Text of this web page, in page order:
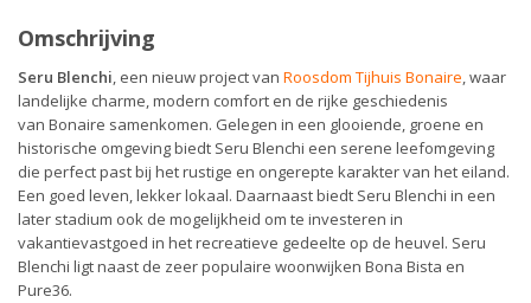
Omschrijving
Seru Blenchi, een nieuw project van Roosdom Tijhuis Bonaire, waar
landelijke charme, modern comfort en de rijke geschiedenis
van Bonaire samenkomen. Gelegen in een glooiende, groene en
historische omgeving biedt Seru Blenchi een serene leefomgeving
die perfect past bij het rustige en ongerepte karakter van het eiland.
Een goed leven, lekker lokaal. Daarnaast biedt Seru Blenchi in een
later stadium ook de mogelijkheid om te investeren in
vakantievastgoed in het recreatieve gedeelte op de heuvel. Seru
Blenchi ligt naast de zeer populaire woonwijken Bona Bista en
Pure36.